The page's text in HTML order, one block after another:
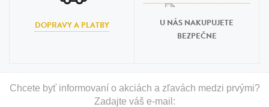
DOPRAVY A PLATBY
U NÁS NAKUPUJETE
BEZPEČNE
Chcete byť informovaní o akciách a zľavách medzi prvými?
Zadajte váš e-mail: